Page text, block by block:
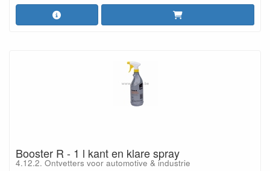
Booster R - 1 l kant en klare spray
4.12.2. Ontvetters voor automotive & industrie